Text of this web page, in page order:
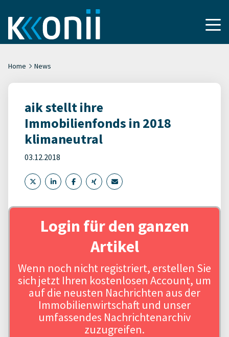
Home News
aik stellt ihre
Immobilienfonds in 2018
klimaneutral
03.12.2018
Login für den ganzen
Artikel
Wenn noch nicht registriert, erstellen Sie
sich jetzt Ihren kostenlosen Account, um
auf die neusten Nachrichten aus der
Immobilienwirtschaft und unser
umfassendes Nachrichtenarchiv
zuzugreifen.